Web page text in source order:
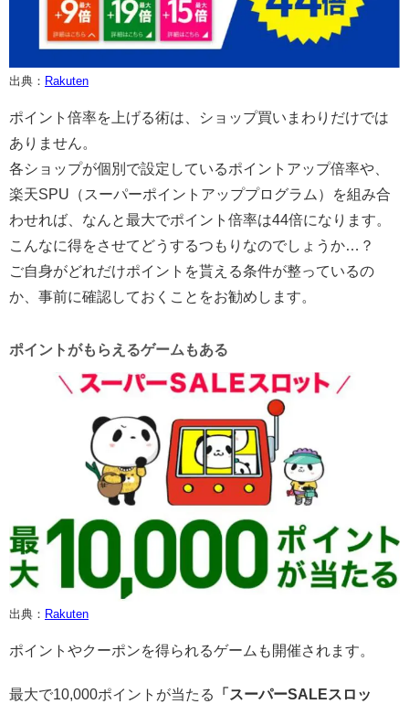
出典： Rakuten
ポイント倍率を上げる術は、ショップ買いまわりだけでは
ありません。
各ショップが個別で設定しているポイントアップ倍率や、
楽天SPU（スーパーポイントアッププログラム）を組み合
わせれば、なんと最大でポイント倍率は44倍になります。
こんなに得をさせてどうするつもりなのでしょうか…？
ご自身がどれだけポイントを貰える条件が整っているの
か、事前に確認しておくことをお勧めします。
ポイントがもらえるゲームもある
出典： Rakuten
ポイントやクーポンを得られるゲームも開催されます。
最大で10,000ポイントが当たる
「スーパーSALEスロッ